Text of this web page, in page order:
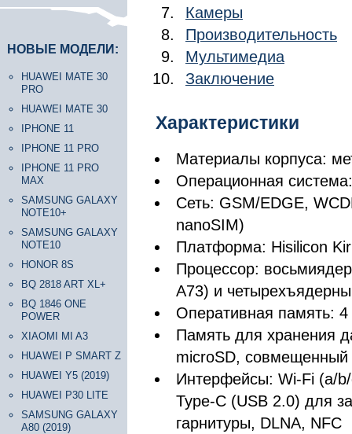
НОВЫЕ МОДЕЛИ:
HUAWEI MATE 30
PRO
HUAWEI MATE 30
IPHONE 11
IPHONE 11 PRO
IPHONE 11 PRO
MAX
SAMSUNG GALAXY
NOTE10+
SAMSUNG GALAXY
NOTE10
HONOR 8S
BQ 2818 ART XL+
BQ 1846 ONE
POWER
XIAOMI MI A3
HUAWEI P SMART Z
HUAWEI Y5 (2019)
HUAWEI P30 LITE
SAMSUNG GALAXY
A80 (2019)
Камеры
Производительность
Мультимедиа
Заключение
Характеристики
Материалы корпуса:
Операционная
Сеть: GSM/EDGE,
nanoSIM)
Платформа: Hisilicon
Процессор:
A73) и
Оперативная память:
Память для хранения
microSD, совмещенный
Интерфейсы: Wi-Fi (a/
Type-C (USB 2.0) для
гарнитуры, DLNA, NFC